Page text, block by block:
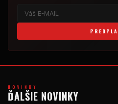
NOVINKY
ĎALŠIE NOVINKY